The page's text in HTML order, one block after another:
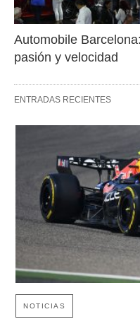
Automobile
pasión y velocidad
ENTRADAS RECIENTES
NOTICIAS